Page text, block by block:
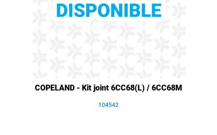
COPELAND - Kit joint 6CC68(L) / 6CC68M
104542